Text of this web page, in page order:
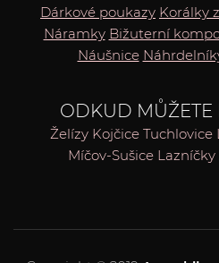
Dárkové poukazy Korálky
Náramky Bižuterní
Náušnice
ODKUD MŮŽETE
Želízy Kojčice Tuchlovice
Míčov-Sušice Lazníčky